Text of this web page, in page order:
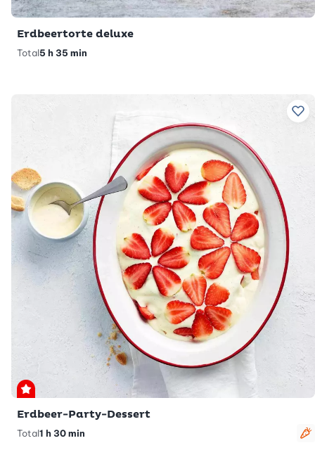
Erdbeertorte deluxe
Total5 h 35 min
Zu
Premium
Erdbeer-Party-Dessert
Total1 h 30 min